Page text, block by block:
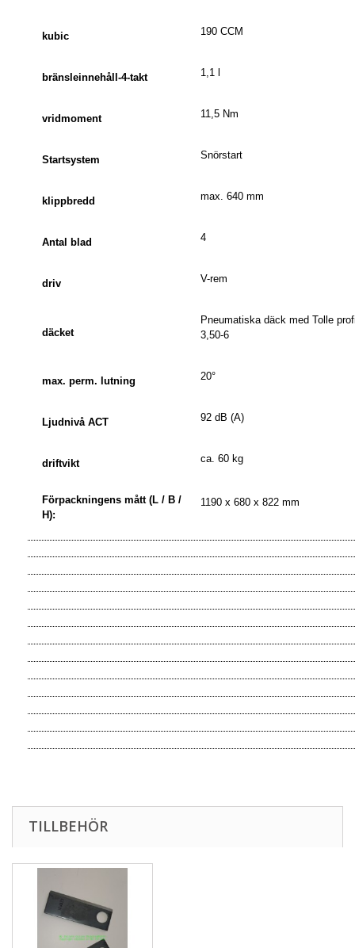
kubic 190 CCM
bränsleinnehåll-4-takt 1,1 l
vridmoment 11,5 Nm
Startsystem Snörstart
klippbredd max. 640 mm
Antal blad 4
driv V-rem
däcket
Pneumatiska däck med Tolle
3,50-6
max. perm. lutning 20°
Ljudnivå ACT 92 dB (A)
driftvikt ca. 60 kg
Förpackningens mått (L / B /
H):
1190 x 680 x 822 mm
TILLBEHÖR